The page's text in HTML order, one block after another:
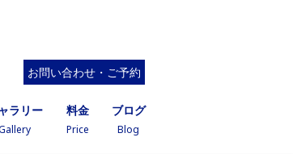
お問い合わせ・ご予約
ラリー 料金
Price
ブログ
Blog